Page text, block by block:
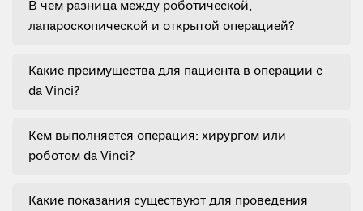
В чем разница между роботической,
лапароскопической и открытой операцией?
Какие преимущества для пациента в операции с
da Vinci?
Кем выполняется операция: хирургом или
роботом da Vinci?
Какие показания существуют для проведения